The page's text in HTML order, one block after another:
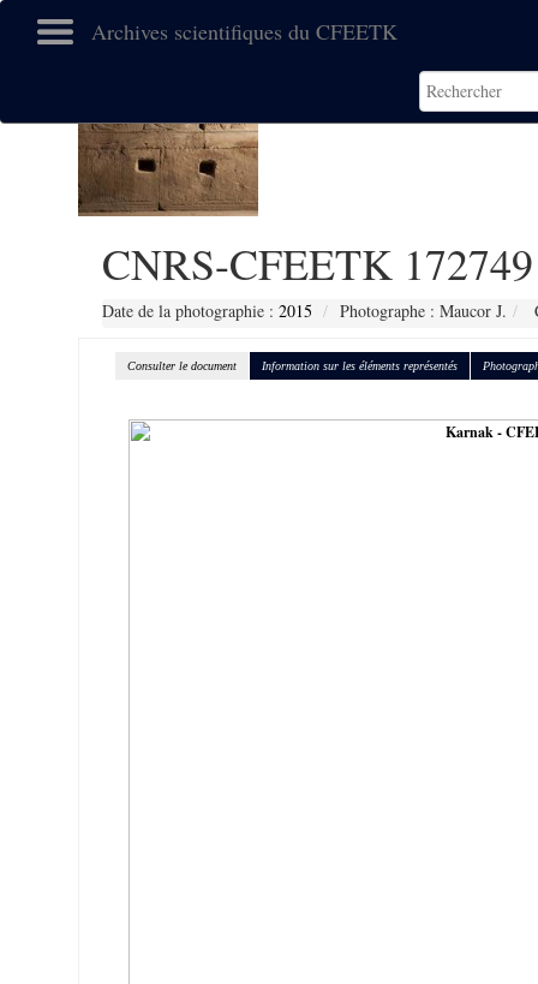
Archives scientifiques du CFEETK
CNRS-CFEETK 172749
Date de la photographie : 2015 Photographe : Maucor J.
Consulter le document Information sur les éléments représentés